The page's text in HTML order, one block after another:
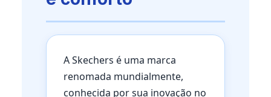
A Skechers é uma marca
renomada mundialmente,
conhecida por sua inovação no